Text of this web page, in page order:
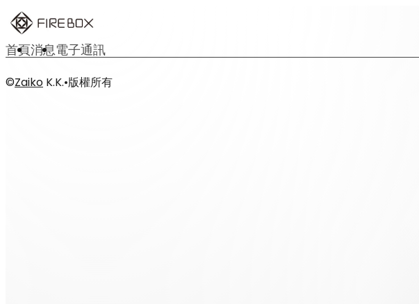
首頁消息電子通訊
©Zaiko K.K.•版權所有